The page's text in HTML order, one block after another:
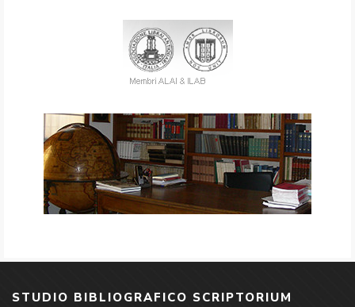
STUDIO BIBLIOGRAFICO SCRIPTORIUM